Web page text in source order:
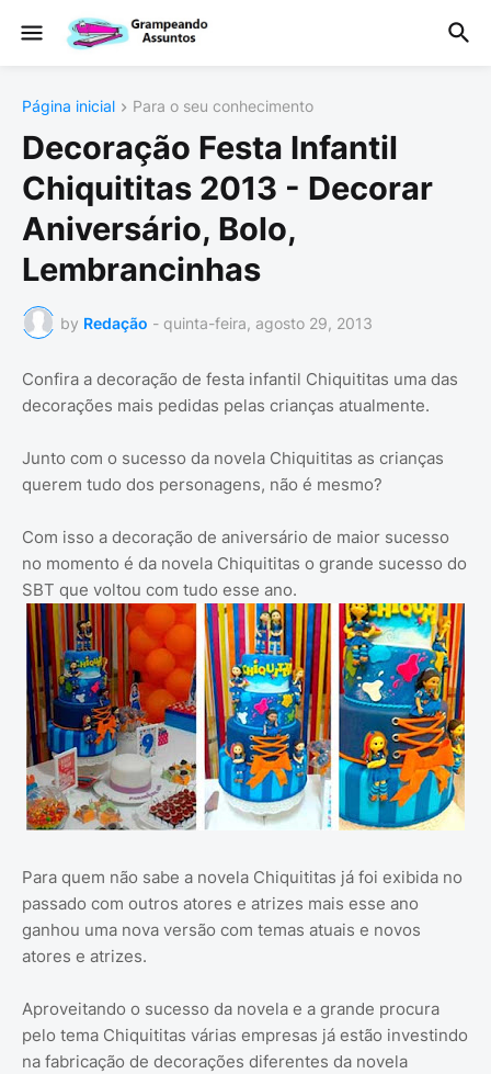
Página inicial Para o seu conhecimento
Decoração Festa Infantil
Chiquititas 2013 - Decorar
Aniversário, Bolo,
Lembrancinhas
by Redação - quinta-feira, agosto 29, 2013
Confira a decoração de festa infantil Chiquititas uma das
decorações mais pedidas pelas crianças atualmente.
Junto com o sucesso da novela Chiquititas as crianças
querem tudo dos personagens, não é mesmo?
Com isso a decoração de aniversário de maior sucesso
no momento é da novela Chiquititas o grande sucesso do
SBT que voltou com tudo esse ano.
Para quem não sabe a novela Chiquititas já foi exibida no
passado com outros atores e atrizes mais esse ano
ganhou uma nova versão com temas atuais e novos
atores e atrizes.
Aproveitando o sucesso da novela e a grande procura
pelo tema Chiquititas várias empresas já estão investindo
na fabricação de decorações diferentes da novela